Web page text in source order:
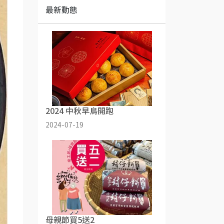
最新動態
2024 中秋早鳥開跑
2024-07-19
母親節買5送2